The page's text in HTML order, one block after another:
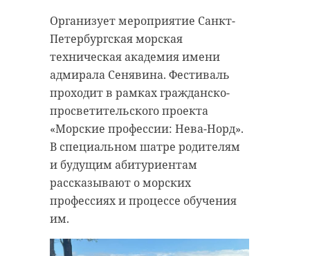
Организует мероприятие Санкт-
Петербургская морская
техническая академия имени
адмирала Сенявина. Фестиваль
проходит в рамках гражданско-
просветительского проекта
«Морские профессии: Нева-Норд».
В специальном шатре родителям
и будущим абитуриентам
рассказывают о морских
профессиях и процессе обучения
им.